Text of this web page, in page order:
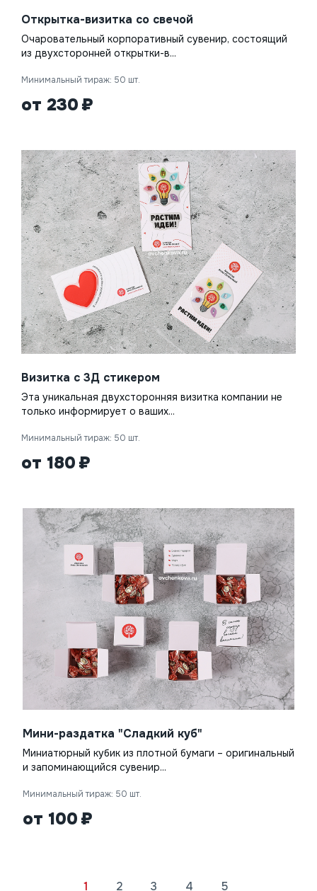
Открытка-визитка со свечой
Очаровательный корпоративный сувенир, состоящий
из двухсторонней открытки-в...
Минимальный тираж: 50 шт.
от 230
Визитка с 3Д стикером
Эта уникальная двухсторонняя визитка компании не
только информирует о ваших...
Минимальный тираж: 50 шт.
от 180
Мини-раздатка "Сладкий куб"
Миниатюрный кубик из плотной бумаги – оригинальный
и запоминающийся сувенир...
Минимальный тираж: 50 шт.
от 100
1 2 3 4 5